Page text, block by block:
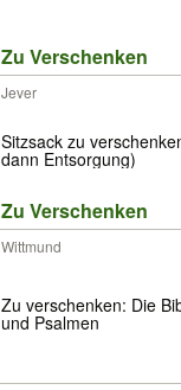
Zu Verschenken
Jever
Sitzsack zu
dann Entsorgung)
Zu Verschenken
Wittmund
Zu verschenken: Die
und Psalmen